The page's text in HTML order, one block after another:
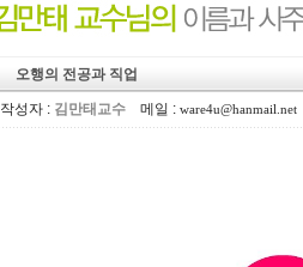
오행의 전공과 직업
작성자 : 김만태교수 메일 : ware4u@hanmail.net